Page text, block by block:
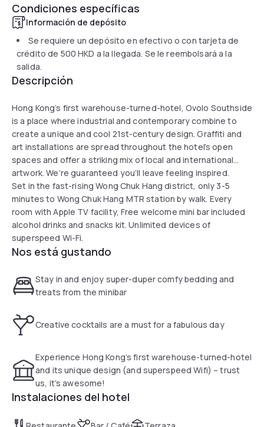
Condiciones específicas
Información de depósito
Se requiere un depósito en efectivo o con tarjeta de
crédito de 500 HKD a la llegada. Se le reembolsará a la
salida.
Descripción
Hong Kong’s first warehouse-turned-hotel, Ovolo Southside
is a place where industrial and contemporary combine to
create a unique and cool 21st-century design. Graffiti and
art installations are spread throughout the hotel’s open
spaces and offer a striking mix of local and international
artwork. We’re guaranteed you’ll leave feeling inspired.
Set in the fast-rising Wong Chuk Hang district, only 3-5
minutes to Wong Chuk Hang MTR station by walk. Every
room with Apple TV facility, Free welcome mini bar included
alcohol drinks and snacks kit. Unlimited devices of
superspeed Wi-Fi.
Nos está gustando
Stay in and enjoy super-duper comfy bedding and
treats from the minibar
Creative cocktails are a must for a fabulous day
Experience Hong Kong’s first warehouse-turned-hotel
and its unique design (and superspeed Wifi) – trust
us, it’s awesome!
Instalaciones del hotel